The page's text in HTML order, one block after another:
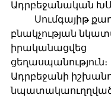
Ադրբեջանական
բնակչության
իրականացվեց
ցեղասպանություն։
Ադրբեջանի